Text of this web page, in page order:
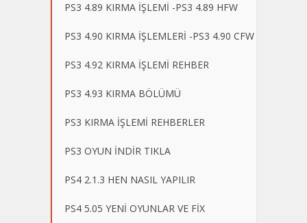
PS3 4.89 KIRMA İŞLEMİ -PS3 4.89 HFW
PS3 4.90 KIRMA İŞLEMLERİ -PS3 4.90 CFW
PS3 4.92 KIRMA İŞLEMİ REHBER
PS3 4.93 KIRMA BÖLÜMÜ
PS3 KIRMA İŞLEMİ REHBERLER
PS3 OYUN İNDİR TIKLA
PS4 2.1.3 HEN NASIL YAPILIR
PS4 5.05 YENİ OYUNLAR VE FİX